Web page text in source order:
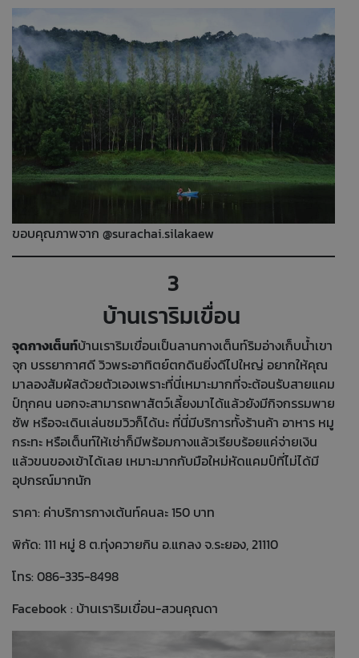
ขอบคุณภาพจาก @surachai.silakaew
3
บ้านเราริมเขื่อน
จุดกางเต็นท์บ้านเราริมเขื่อนเป็นลานกางเต็นท์ริมอ่างเก็บน้ำเขา
จุก บรรยากาศดี วิวพระอาทิตย์ตกดินยิ่งดีไปใหญ่ อยากให้คุณ
มาลองสัมผัสด้วยตัวเองเพราะที่นี่เหมาะมากที่จะต้อนรับสายแคม
ป์ทุกคน นอกจะสามารถพาสัตว์เลี้ยงมาได้แล้วยังมีกิจกรรมพาย
ซัพ หรือจะเดินเล่นชมวิวก็ได้นะ ที่นี่มีบริการทั้งร้านค้า อาหาร หมู
กระทะ หรือเต็นท์ให้เช่าก็มีพร้อมกางแล้วเรียบร้อยแค่จ่ายเงิน
แล้วขนของเข้าได้เลย เหมาะมากกับมือใหม่หัดแคมป์ที่ไม่ได้มี
อุปกรณ์มากนัก
ราคา: ค่าบริการกางเต้นท์คนละ 150 บาท
พิกัด: 111 หมู่ 8 ต.ทุ่งควายกิน อ.แกลง จ.ระยอง, 21110
โทร: 086-335-8498
Facebook : บ้านเราริมเขื่อน-สวนคุณดา